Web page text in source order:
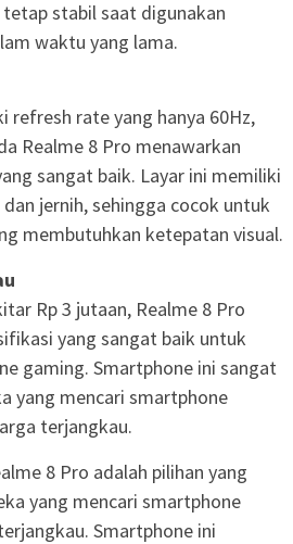
stabil saat digunakan
waktu yang lama.
refresh rate yang hanya 60Hz,
Realme 8 Pro menawarkan
sangat baik. Layar ini memiliki
jernih, sehingga cocok untuk
membutuhkan ketepatan visual.
Rp 3 jutaan, Realme 8 Pro
yang sangat baik untuk
gaming. Smartphone ini sangat
yang mencari smartphone
terjangkau.
8 Pro adalah pilihan yang
yang mencari smartphone
Smartphone ini